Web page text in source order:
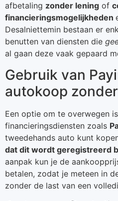
afbetaling zonder lening of
financieringsmogelijkheden
Desalniettemin bestaan er
benutten van diensten die
al gaan deze vaak gepaard
Gebruik van
autokoop
Een optie om te overwegen
financieringsdiensten zoals
tweedehands auto kunt
dat dit wordt geregistreerd
aanpak kun je de
betalen, zodat je meteen in
zonder de last van een